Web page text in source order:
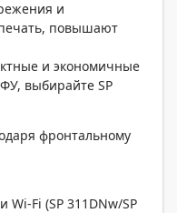
и
повышают
и экономичные
выбирайте SP
фронтальному
Wi-Fi (SP 311DNw/SP